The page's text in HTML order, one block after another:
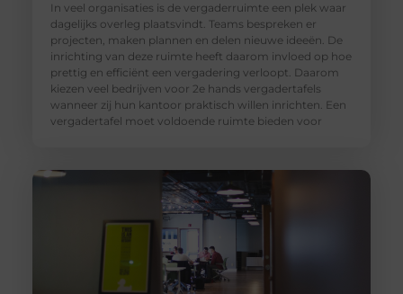
In veel organisaties is de vergaderruimte een plek waar
dagelijks overleg plaatsvindt. Teams bespreken er
projecten, maken plannen en delen nieuwe ideeën. De
inrichting van deze ruimte heeft daarom invloed op hoe
prettig en efficiënt een vergadering verloopt. Daarom
kiezen veel bedrijven voor 2e hands vergadertafels
wanneer zij hun kantoor praktisch willen inrichten. Een
vergadertafel moet voldoende ruimte bieden voor